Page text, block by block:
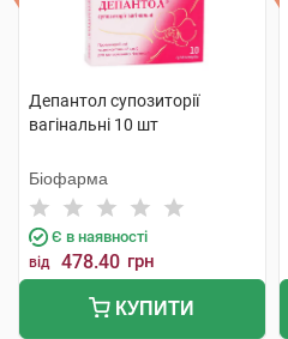
Депантол супозиторії
вагінальні 10 шт
Біофарма
Є в наявності
від 478.40 грн
КУПИТИ